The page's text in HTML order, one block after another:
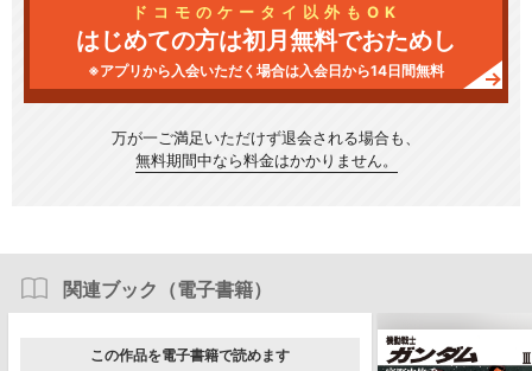
ドコモのケータイ以外もOK
はじめての方は初月無料でおためし
※アプリから入会いただく場合は入会日から14日間無料
万が一ご満足いただけず退会される場合も、
無料期間中なら料金はかかりません。
関連ブック（電子書籍）
この作品を電子書籍で読めます